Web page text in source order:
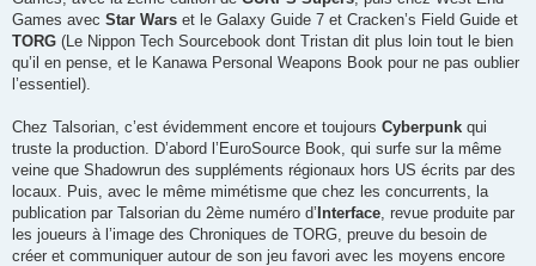
Games avec Star Wars et le Galaxy Guide 7 et Cracken’s Field Guide et
TORG (Le Nippon Tech Sourcebook dont Tristan dit plus loin tout le bien
qu’il en pense, et le Kanawa Personal Weapons Book pour ne pas oublier
l’essentiel).
Chez Talsorian, c’est évidemment encore et toujours Cyberpunk qui
truste la production. D’abord l’EuroSource Book, qui surfe sur la même
veine que Shadowrun des suppléments régionaux hors US écrits par des
locaux. Puis, avec le même mimétisme que chez les concurrents, la
publication par Talsorian du 2ème numéro d’ Interface , revue produite par
les joueurs à l’image des Chroniques de TORG, preuve du besoin de
créer et communiquer autour de son jeu favori avec les moyens encore